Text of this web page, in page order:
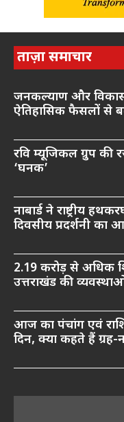
ताज़ा समाचार
जनकल्याण और
ऐतिहासिक फैसलों से
रवि म्यूजिकल ग्रुप
‘घनक’
नाबार्ड ने राष्ट्रीय
दिवसीय प्रदर्शनी का
2.19 करोड़ से अधिक
उत्तराखंड की
आज का पंचांग एवं
दिन, क्या कहते हैं ग्रह-